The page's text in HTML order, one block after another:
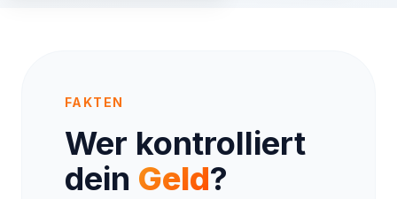
FAKTEN
Wer kontrolliert
dein Geld?